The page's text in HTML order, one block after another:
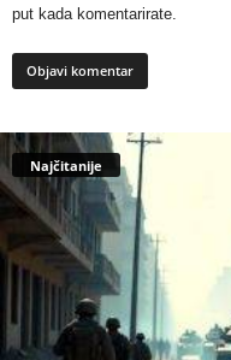
put kada komentarirate.
Najčitanije